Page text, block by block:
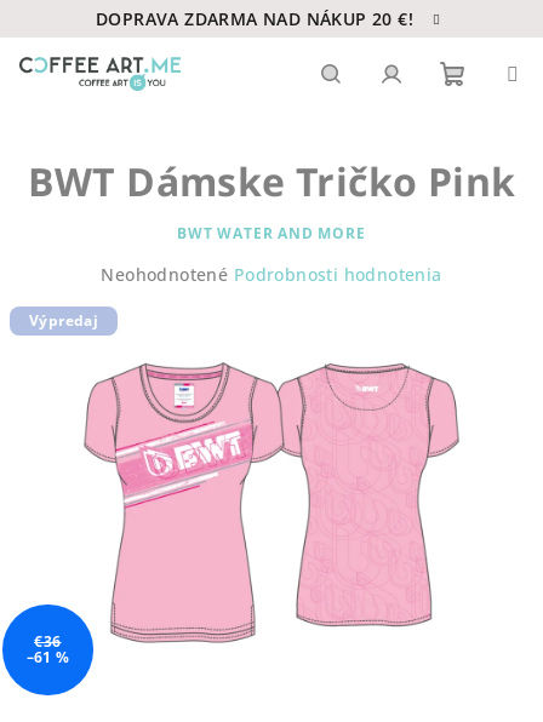
na
obsah
DOPRAVA ZDARMA NAD NÁKUP 20 €!
košík
BWT Dámske Tričko Pink
BWT WATER AND MORE
Priemerné
produktu
0,0
hviezdičiek.
Neohodnotené Podrobnosti hodnotenia
Výpredaj
€36
–61 %